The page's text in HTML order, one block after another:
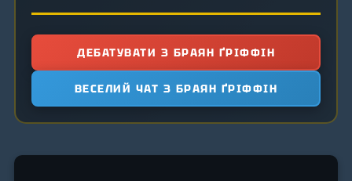
ДЕБАТУВАТИ З БРАЯН ҐРІФФІН
ВЕСЕЛИЙ ЧАТ З БРАЯН ҐРІФФІН